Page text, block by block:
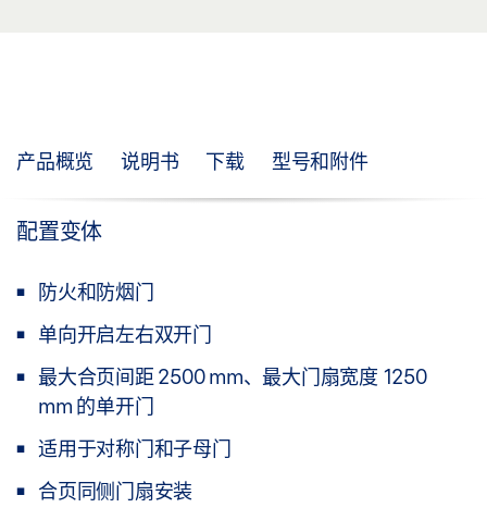
产品概览 说明书 下载 型号和附件
配置变体
防火和防烟门
单向开启左右双开门
最大合页间距 2500 mm、最大门扇宽度 1250
mm 的单开门
适用于对称门和子母门
合页同侧门扇安装